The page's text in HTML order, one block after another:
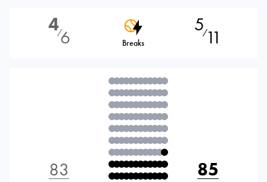
4⁄6 Breaks
5⁄11
83 85